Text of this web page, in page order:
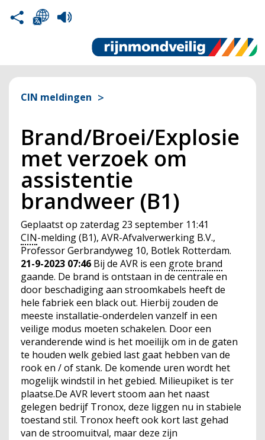
CIN meldingen
Brand/Broei/Explosie
met verzoek om
assistentie
brandweer (B1)
Geplaatst op zaterdag 23 september 11:41
CIN-melding (B1), AVR-Afvalverwerking B.V.,
Professor Gerbrandyweg 10, Botlek Rotterdam.
21-9-2023 07:46 Bij de AVR is een grote brand
gaande. De brand is ontstaan in de centrale en
door beschadiging aan stroomkabels heeft de
hele fabriek een black out. Hierbij zouden de
meeste installatie-onderdelen vanzelf in een
veilige modus moeten schakelen. Door een
veranderende wind is het moeilijk om in de gaten
te houden welk gebied last gaat hebben van de
rook en / of stank. De komende uren wordt het
mogelijk windstil in het gebied. Milieupiket is ter
plaatse.De AVR levert stoom aan het naast
gelegen bedrijf Tronox, deze liggen nu in stabiele
toestand stil. Tronox heeft ook kort last gehad
van de stroomuitval, maar deze zijn